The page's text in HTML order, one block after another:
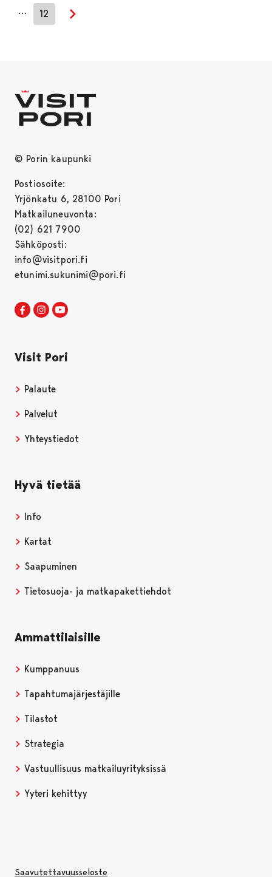
… 12
© Porin kaupunki
Postiosoite:
Yrjönkatu 6, 28100 Pori
Matkailuneuvonta:
(02) 621 7900
Sähköposti:
info@visitpori.fi
etunimi.sukunimi@pori.fi
Visit Pori Facebookissa
Avautuu uudessa välilehdessä
Visit Pori Instagrammissa
Avautuu uudessa välilehdessä
Visit Pori
Palaute
Palvelut
Yhteystiedot
Hyvä tietää
Info
Kartat
Saapuminen
Tietosuoja- ja matkapakettiehdot
Ammattilaisille
Kumppanuus
Tapahtumajärjestäjille
Tilastot
Strategia
Vastuullisuus matkailuyrityksissä
Yyteri kehittyy
Saavutettavuusseloste